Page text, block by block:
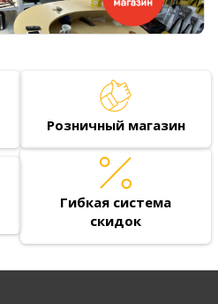
Розничный магазин
Гибкая система
скидок